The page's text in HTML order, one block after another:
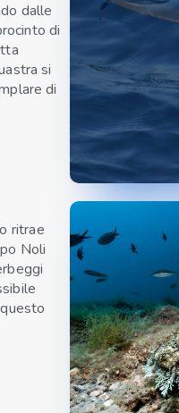
dalle
di
si
di
ritrae
Noli